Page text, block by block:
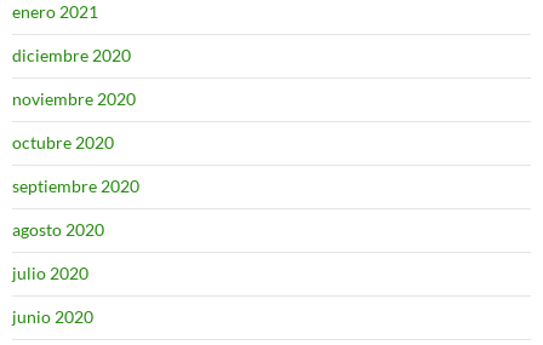
enero 2021
diciembre 2020
noviembre 2020
octubre 2020
septiembre 2020
agosto 2020
julio 2020
junio 2020